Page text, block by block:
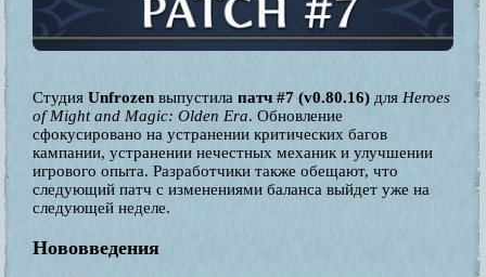
Студия Unfrozen выпустила патч #7 (v0.80.16) для Heroes
of Might and Magic: Olden Era. Обновление
сфокусировано на устранении критических багов
кампании, устранении нечестных механик и улучшении
игрового опыта. Разработчики также обещают, что
следующий патч с изменениями баланса выйдет уже на
следующей неделе.
Нововведения